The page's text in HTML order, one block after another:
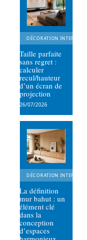
DÉCORATION INTERIEURE
Taille parfaite
sans regret :
calculer
recul/hauteur
d’un écran de
projection
26/07/2026
DÉCORATION INTERIEURE
La définition
mur bahut : un
élément clé
dans la
conception
d’espaces